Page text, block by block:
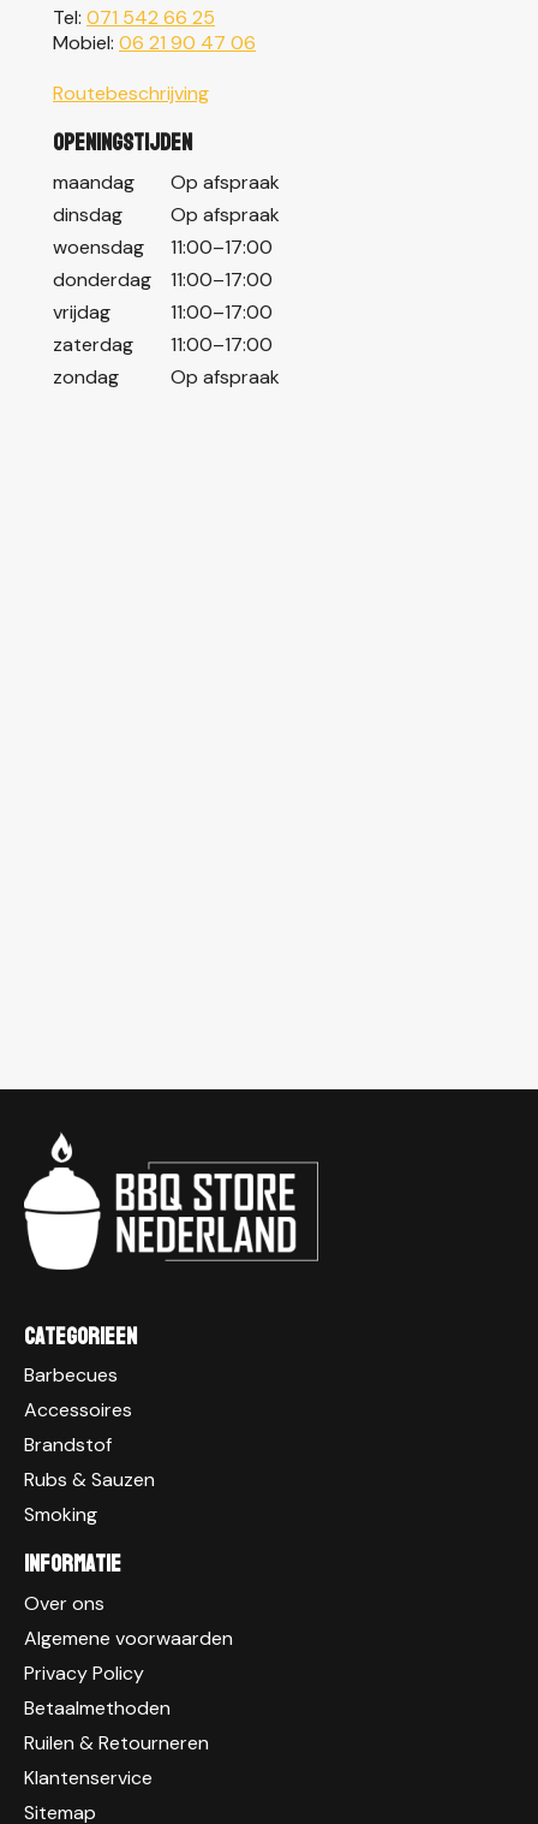
Tel: 071 542 66 25
Mobiel: 06 21 90 47 06
Routebeschrijving
Openingstijden
maandag
Op afspraak
dinsdag
Op afspraak
woensdag
11:00–17:00
donderdag
11:00–17:00
vrijdag
11:00–17:00
zaterdag
11:00–17:00
zondag
Op afspraak
Categorieen
Barbecues
Accessoires
Brandstof
Rubs & Sauzen
Smoking
Informatie
Over ons
Algemene voorwaarden
Privacy Policy
Betaalmethoden
Ruilen & Retourneren
Klantenservice
Sitemap